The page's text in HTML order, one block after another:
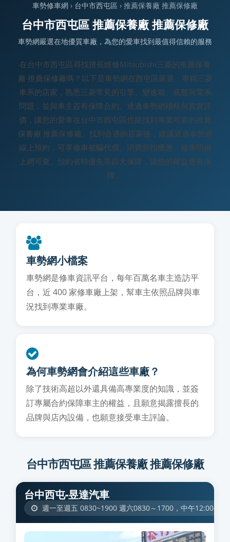
車勢修車網 › 台中市西屯區 › 推薦保養廠 推薦保修廠
台中市西屯區 推薦保養廠 推薦保修廠
車勢網嚴選在地優質車廠，為您的愛車找到最值得信賴的服務
在台中市西屯區尋找擅長維修Mitsubishi三菱的推薦保養
廠 推薦保修廠嗎？以下是車勢網在西屯區嚴選、專精三菱
車系的店家，熟悉三菱常見的引擎、變速箱、底盤與電系
問題，並與車主簽有保障合約、通過車勢網稽核與真實評
價，讓您的愛車在台中市西屯區也能找到專業可靠的推薦
保養廠 推薦保修廠。找到合適的店家後，建議透過車勢網
線上預約，可享修車被騙代償、消費折扣優惠、修車明細
上網可查、預約省時優先等四大保障，讓您的權益更有保
障。
車勢網小檔案
車勢網是修車資訊平台，每年百萬名車主造訪平
台，近 400 家修車廠上架，幫車主依照品牌與車
況找到專業車廠。
為何車勢網會介紹這些車廠？
除了技術高超以外還具備高專業度的知識，並簽
訂專屬合約保障車主的權益，且願意揭露擅長的
品牌與店內設備，也願意接受車主評論。
台中市西屯區 推薦保養廠 推薦保修廠
台中西屯-昱達汽車
週一至週五 0830~1900 週六0830～1700，中午12:00-